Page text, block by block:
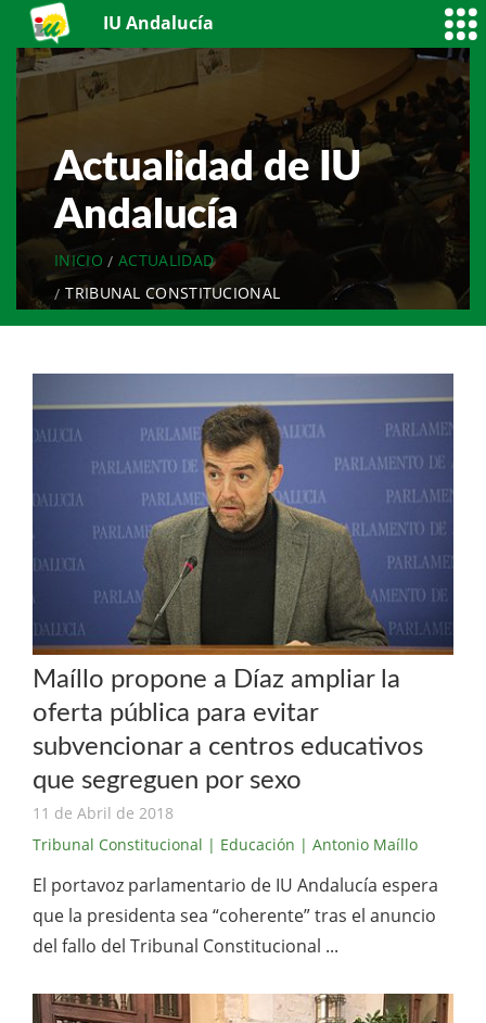
IU Andalucía
Actualidad de IU
Andalucía
INICIO
ACTUALIDAD
TRIBUNAL CONSTITUCIONAL
Maíllo propone a Díaz ampliar la
oferta pública para evitar
subvencionar a centros educativos
que segreguen por sexo
11 de Abril de 2018
Tribunal Constitucional | Educación | Antonio Maíllo
El portavoz parlamentario de IU Andalucía espera
que la presidenta sea “coherente” tras el anuncio
del fallo del Tribunal Constitucional ...